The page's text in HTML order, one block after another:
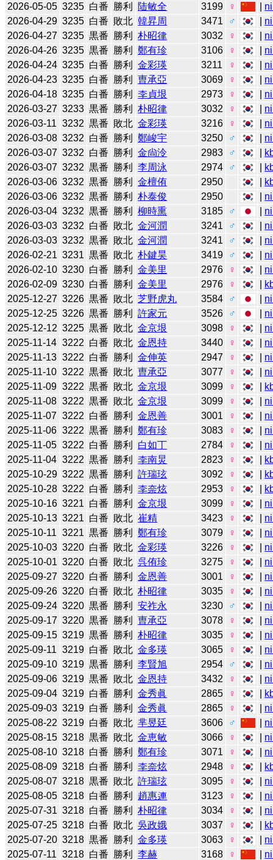
2026-05-05 3235 白番 勝利 陆敏全 3199 ♀
2026-04-29 3235 白番 敗北 韓昇周 3471 ♂
2026-04-27 3235 黒番 勝利 朴昭律 3032 ♀
2026-04-26 3235 黒番 勝利 鄭有珍 3106 ♀
2026-04-24 3235 白番 勝利 金彩瑛 3211 ♀
2026-04-23 3235 白番 勝利 曺承亞 3069 ♀
2026-04-18 3235 白番 勝利 李貞垠 2973 ♀
2026-03-27 3233 黒番 勝利 朴昭律 3032 ♀
2026-03-11 3232 黒番 敗北 金彩瑛 3216 ♀
2026-03-08 3232 白番 勝利 鄭峻宇 3250 ♂
2026-03-07 3232 白番 勝利 金尙泠 2983 ♂
2026-03-07 3232 黒番 勝利 李周泳 2974 ♂
2026-03-06 3232 黒番 勝利 金檀侑 2950
2026-03-06 3232 黒番 勝利 朴泰俊 2950
2026-03-04 3232 黒番 勝利 柳時熏 3185 ♂
2026-03-03 3232 白番 敗北 金河潤 3241 ♂
2026-03-03 3232 黒番 敗北 金河潤 3241 ♂
2026-02-21 3231 黒番 敗北 朴鍵昊 3419 ♂
2026-02-10 3230 白番 勝利 金美里 2976 ♀
2026-02-09 3230 白番 勝利 金美里 2976 ♀
2025-12-27 3226 黒番 敗北 芝野虎丸 3584 ♂
2025-12-25 3226 黒番 勝利 許家元 3526 ♂
2025-12-12 3225 黒番 敗北 金京垠 3098 ♀
2025-11-14 3222 白番 敗北 金恩持 3440 ♀
2025-11-13 3222 白番 勝利 金伸英 2947 ♀
2025-11-10 3222 黒番 敗北 曺承亞 3077 ♀
2025-11-09 3222 黒番 敗北 金京垠 3099 ♀
2025-11-08 3222 黒番 敗北 金京垠 3099 ♀
2025-11-07 3222 白番 勝利 金恩善 3001 ♀
2025-11-06 3222 黒番 勝利 鄭有珍 3083 ♀
2025-11-05 3222 白番 勝利 白如丁 2784 ♀
2025-11-04 3222 黒番 勝利 李南炅 2823 ♀
2025-10-29 3222 黒番 勝利 許瑞玹 3092 ♀
2025-10-28 3222 白番 勝利 李奈炫 2953 ♀
2025-10-16 3221 白番 勝利 金京垠 3099 ♀
2025-10-13 3221 白番 敗北 崔精 3423 ♀
2025-10-11 3221 黒番 勝利 鄭有珍 3079 ♀
2025-10-03 3220 白番 敗北 金彩瑛 3226 ♀
2025-10-01 3220 白番 敗北 呉侑珍 3275 ♀
2025-09-27 3220 白番 勝利 金恩善 3001 ♀
2025-09-26 3220 白番 敗北 朴昭律 3035 ♀
2025-09-24 3220 黒番 勝利 安祚永 3230 ♂
2025-09-17 3220 黒番 勝利 曺承亞 3078 ♀
2025-09-15 3219 黒番 勝利 朴昭律 3035 ♀
2025-09-11 3219 白番 敗北 金多瑛 3065 ♀
2025-09-10 3219 黒番 勝利 李賢旭 2954 ♂
2025-09-06 3219 黒番 敗北 金恩持 3432 ♀
2025-09-04 3219 白番 勝利 金秀眞 2865 ♀
2025-09-03 3219 白番 勝利 金秀眞 2865 ♀
2025-08-22 3219 白番 敗北 芈昱廷 3606 ♂
2025-08-15 3218 黒番 敗北 金恵敏 3066 ♀
2025-08-10 3218 白番 勝利 鄭有珍 3071 ♀
2025-08-09 3218 白番 勝利 李奈炫 2948 ♀
2025-08-07 3218 黒番 敗北 許瑞玹 3095 ♀
2025-08-05 3218 白番 勝利 趙惠連 3123 ♀
2025-07-31 3218 白番 勝利 朴昭律 3034 ♀
2025-07-25 3218 白番 敗北 吳政娥 3037 ♀
2025-07-20 3218 黒番 勝利 金多瑛 3063 ♀
2025-07-11 3218 白番 勝利 李赫 3168 ♀